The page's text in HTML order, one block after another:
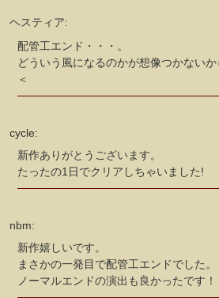
ヘスティア:
配管工エンド・・・。
どういう風になるのかが想像つかない
＜
cycle:
新作ありがとうございます。
たったの1日でクリアしちゃいました!
nbm:
新作嬉しいです。
まさかの一発目で配管工エンドでした。
ノーマルエンドの演出も良かったです！